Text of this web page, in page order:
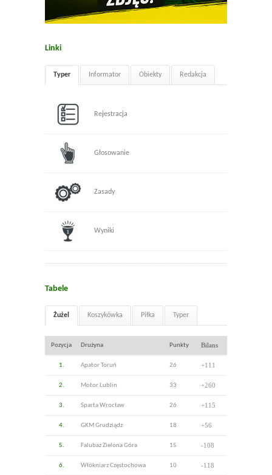
Linki
Typer Informator Obiekty Redakcja
Rejestracja
Głosowanie
Zasady
Wyniki
Tabele
Żużel Koszykówka Piłka Typer
Pozycja Drużyna Punkty Bilans
1. Apator Toruń 26 +111
2. Motor Lublin 33 +260
3. Sparta Wrocław 26 +115
4. GKM Grudziądz 18 +56
5. Falubaz Zielona Góra 15 -108
6. Włókniarz Częstochowa 10 -118